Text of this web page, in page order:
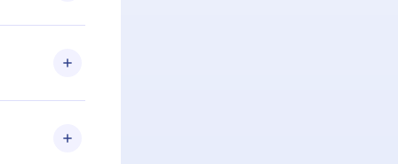
Por
el
de
más de
leer o
iOS,